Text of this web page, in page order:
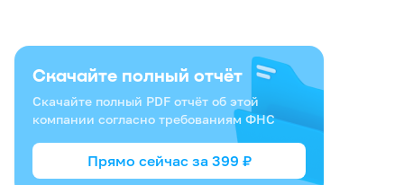
Скачайте полный отчёт
Скачайте полный PDF отчёт об этой
компании согласно требованиям ФНС
Прямо сейчас за 399 ₽